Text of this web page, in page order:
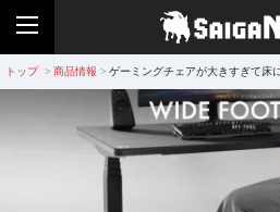
トップ > 商品情報 > ゲーミングチェアが大きすぎて床